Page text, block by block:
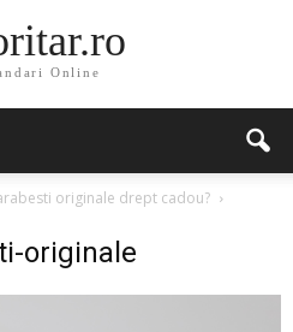
Online
originale drept cadou?
originale